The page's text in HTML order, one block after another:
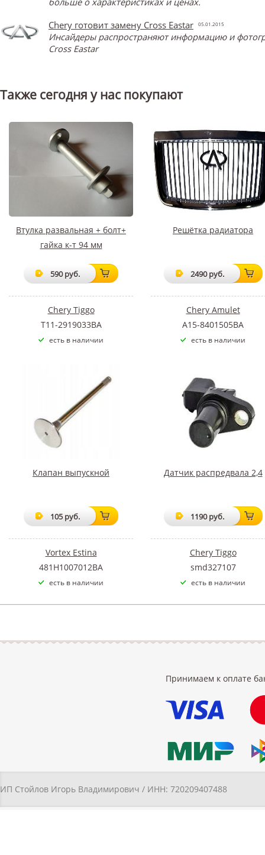
Chery готовит замену Cross Eastar
05.01.2015
Инсайдеры распространяют информацию и
Cross Eastar
Также сегодня у нас покупают
Втулка развальная + болт+
гайка к-т 94 мм
590 руб.
Chery Tiggo
T11-2919033BA
есть в наличии
Решётка радиатора
2490 руб.
Chery Amulet
A15-8401505BA
есть в наличии
Клапан выпускной
105 руб.
Vortex Estina
481H1007012BA
есть в наличии
Датчик распредвала 2,4
1190 руб.
Chery Tiggo
smd327107
есть в наличии
Принимаем к оплате
ИП Стойлов Игорь Владимирович / ИНН: 720209407488